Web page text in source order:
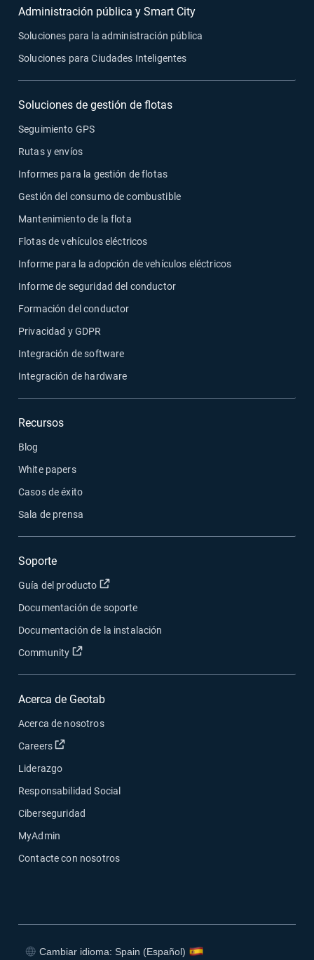
Administración pública y Smart City
Soluciones para la administración pública
Soluciones para Ciudades Inteligentes
Soluciones de gestión de flotas
Seguimiento GPS
Rutas y envíos
Informes para la gestión de flotas
Gestión del consumo de combustible
Mantenimiento de la flota
Flotas de vehículos eléctricos
Informe para la adopción de vehículos eléctricos
Informe de seguridad del conductor
Formación del conductor
Privacidad y GDPR
Integración de software
Integración de hardware
Recursos
Blog
White papers
Casos de éxito
Sala de prensa
Soporte
Guía del producto Abrir en una nueva ventana
Documentación de soporte
Documentación de la instalación
Community
Abrir en una nueva ventana
Acerca de Geotab
Acerca de nosotros
Careers
Abrir en una nueva ventana
Liderazgo
Responsabilidad Social
Ciberseguridad
MyAdmin
Contacte con nosotros
Cambiar idioma: Spain (Español)